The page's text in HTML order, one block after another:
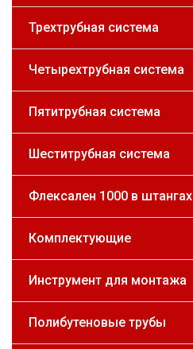
Трехтрубная система
Четырехтрубная система
Пятитрубная система
Шеститрубная система
Флексален 1000 в штангах
Комплектующие
Инструмент для монтажа
Полибутеновые трубы